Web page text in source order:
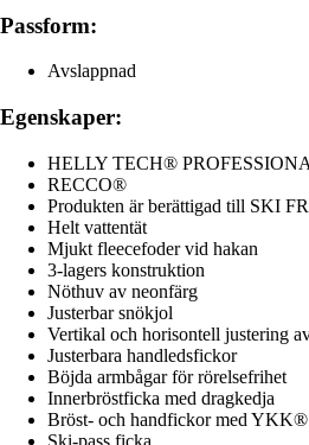
Passform:
Avslappnad
Egenskaper:
HELLY TECH®
RECCO®
Produkten är berättigad till SKI
Helt vattentät
Mjukt fleecefoder vid hakan
3-lagers konstruktion
Nöthuv av neonfärg
Justerbar snökjol
Vertikal och horisontell justering
Justerbara handledsfickor
Böjda armbågar för rörelsefrihet
Innerbröstficka med dragkedja
Bröst- och handfickor med
Ski-pass ficka